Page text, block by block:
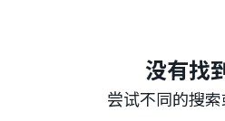
没有找
尝试不同的搜索